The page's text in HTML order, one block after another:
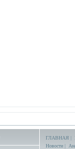
ГЛАВНАЯ |
Новости |